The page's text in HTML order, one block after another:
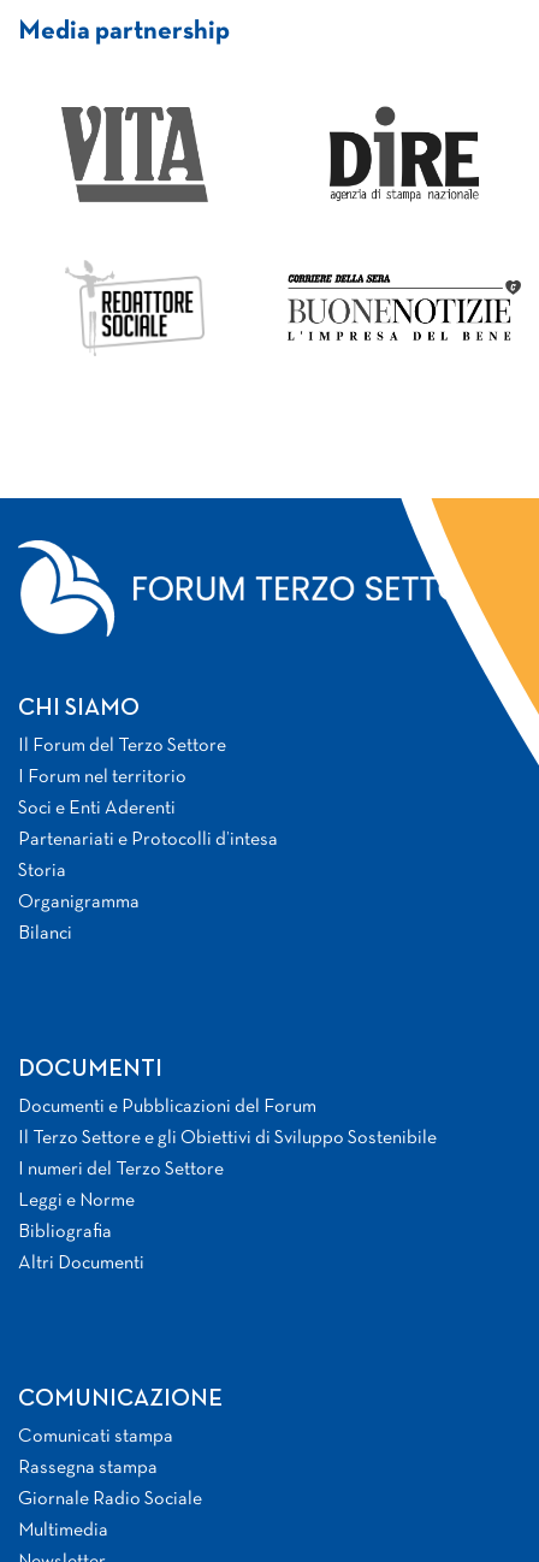
Media partnership
CHI SIAMO
Il Forum del Terzo Settore
I Forum nel territorio
Soci e Enti Aderenti
Partenariati e Protocolli d’intesa
Storia
Organigramma
Bilanci
DOCUMENTI
Documenti e Pubblicazioni del Forum
Il Terzo Settore e gli Obiettivi di Sviluppo Sostenibile
I numeri del Terzo Settore
Leggi e Norme
Bibliografia
Altri Documenti
COMUNICAZIONE
Comunicati stampa
Rassegna stampa
Giornale Radio Sociale
Multimedia